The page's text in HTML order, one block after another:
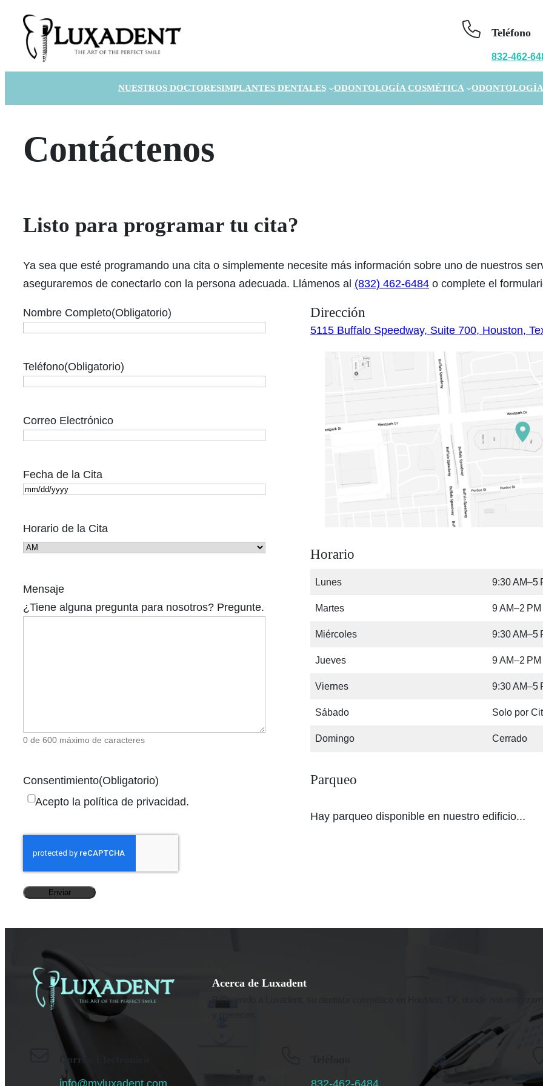
Skip
content
Teléfono
832-462-
NUESTROS DOCTORESIMPLANTES DENTALES ODONTOLOGÍA COSMÉTICA
Contáctenos
Listo para programar tu cita?
Ya sea que esté programando una cita o simplemente necesite más información sobre uno de nuestros
aseguraremos de conectarlo con la persona adecuada. Llámenos al (832) 462-6484 o complete el
Nombre Completo(Obligatorio)
Teléfono(Obligatorio)
Correo Electrónico
Fecha de la Cita
M
s
l
s
h
h
Y
Y
Horario de la Cita
Mensaje
¿Tiene alguna pregunta para nosotros? Pregunte.
0 de 600 máximo de caracteres
Consentimiento(Obligatorio)
Acepto la política de privacidad.
T
Dirección
5115 Buffalo Speedway, Suite 700, Houston,
Horario
Lunes 9:30 AM–5
Martes 9 AM–2 PM
Miércoles 9:30 AM–5
Jueves 9 AM–2 PM
Viernes 9:30 AM–5
Sábado Solo por
Domingo Cerrado
Parqueo
Hay parqueo disponible en nuestro edificio...
Acerca de Luxadent
Bienvenido a Luxadent, su dentista cosmético en Houston, TX, donde nos
Correo Electrónico
info@myluxadent.com
832-462-6484